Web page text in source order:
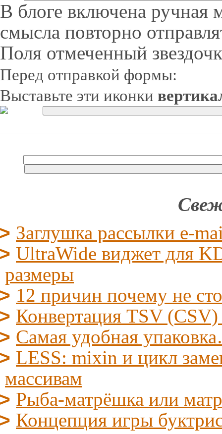
В блоге включена ручная
смысла повторно
Поля отмеченный
Перед отправкой формы:
Выставьте эти иконки
Заглушка рассылки e-
UltraWide виджет для
размеры
12 причин почему не
Конвертация TSV
Самая удобная
LESS: mixin и цикл
массивам
Рыба-матрёшка или
Концепция игры